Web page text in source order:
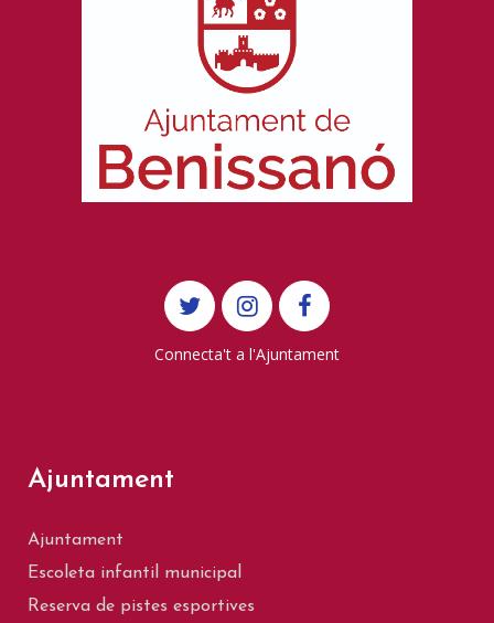
Connecta't a l'Ajuntament
Ajuntament
Ajuntament
Escoleta infantil municipal
Reserva de pistes esportives